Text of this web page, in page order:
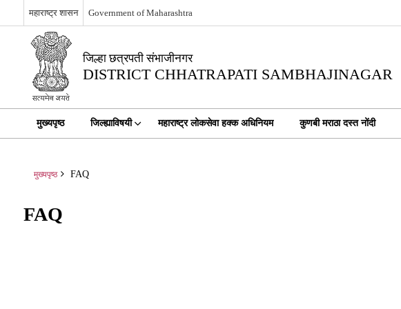
महाराष्ट्र शासन Government of Maharashtra
जिल्हा छत्रपती संभाजीनगर
DISTRICT CHHATRAPATI SAMBHAJINAGAR
मुख्यपृष्ठ जिल्ह्याविषयी महाराष्ट्र लोकसेवा हक्क अधिनियम कुणबी मराठा दस्त नोंदी
मुख्यपृष्ठ FAQ
FAQ